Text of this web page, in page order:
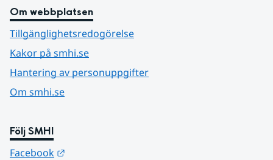
Om webbplatsen
Tillgänglighetsredogörelse
Kakor på smhi.se
Hantering av personuppgifter
Om smhi.se
Följ SMHI
Facebook